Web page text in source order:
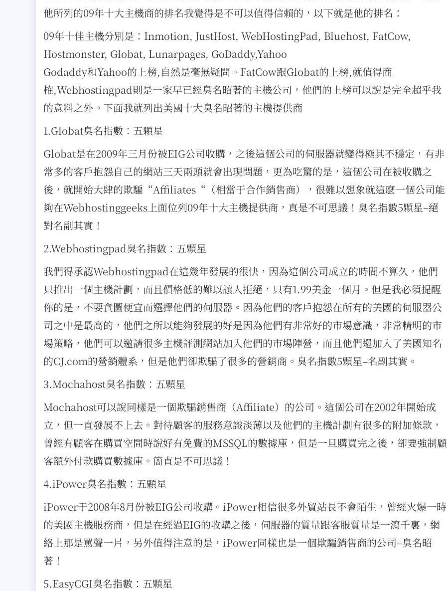
他所列的09年十大主機商的排名我覺得是不可以值得信賴的，以下就是他的排名：
09年十佳主機分別是：Inmotion, JustHost, WebHostingPad, Bluehost, FatCow,
Hostmonster, Globat, Lunarpages, GoDaddy,Yahoo
Godaddy和Yahoo的上榜,自然是毫無疑問。FatCow跟Globat的上榜,就值得商
榷,Webhostingpad則是一家早已經臭名昭著的主機公司，他們的上榜可以說是完全超乎我
的意料之外。下面我就列出美國十大臭名昭著的主機提供商
1.Globat臭名指數：五顆星
Globat是在2009年三月份被EIG公司收購，之後這個公司的伺服器就變得極其不穩定，有非
常多的客戶抱怨自己的網站三天兩頭就會出現問題，更為吃驚的是，這個公司在被收購之
後，就開始大肆的欺騙“Affiliates“（相當于合作銷售商），很難以想象就這麽一個公司能
夠在Webhostinggeeks上面位列09年十大主機提供商，真是不可思議！臭名指數5顆星–絕
對名副其實！
2.Webhostingpad臭名指數：五顆星
我們得承認Webhostingpad在這幾年發展的很快，因為這個公司成立的時間不算久，他們
只推出一個主機計劃，而且價格低的難以讓人拒絕，只有1.99美金一個月。但是我必須提醒
你的是，不要貪圖便宜而選擇他們的伺服器。因為他們的客戶抱怨在所有的美國的伺服器公
司之中是最高的，他們之所以能夠發展的好是因為他們有非常好的市場意識，非常精明的市
場策略，他們可以邀請很多主機評測網站加入他們的市場陣營，而且他們還加入了美國知名
的CJ.com的營銷體系，但是他們卻欺騙了很多的營銷商。臭名指數5顆星–名副其實。
3.Mochahost臭名指數：五顆星
Mochahost可以說同樣是一個欺騙銷售商（Affiliate）的公司。這個公司在2002年開始成
立，但一直發展不上去。對待顧客的服務意識淡薄以及他們的主機計劃有很多的附加條款，
曾經有顧客在購買空間時說好有免費的MSSQL的數據庫，但是一旦購買完之後，卻要強制顧
客額外付款購買數據庫。簡直是不可思議！
4.iPower臭名指數：五顆星
iPower于2008年8月份被EIG公司收購。iPower相信很多外貿站長不會陌生，曾經火爆一時
的美國主機服務商，但是在經過EIG的收購之後，伺服器的質量跟客服質量是一瀉千裏，網
絡上那是罵聲一片，另外值得注意的是，iPower同樣也是一個欺騙銷售商的公司–臭名昭
著！
5.EasyCGI臭名指數：五顆星